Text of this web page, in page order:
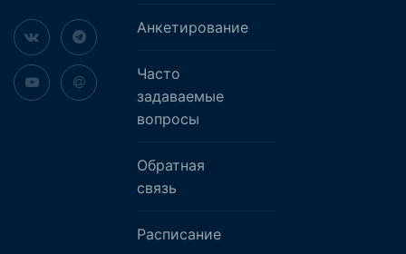
Анкетирование
Часто
задаваемые
вопросы
Обратная
связь
Расписание